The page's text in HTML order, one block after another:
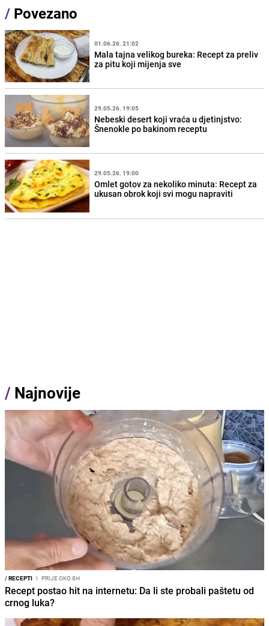
/ Povezano
01.06.26. 21:02
Mala tajna velikog bureka: Recept za preliv
za pitu koji mijenja sve
29.05.26. 19:05
Nebeski desert koji vraća u djetinjstvo:
Šnenokle po bakinom receptu
29.05.26. 19:00
Omlet gotov za nekoliko minuta: Recept za
ukusan obrok koji svi mogu napraviti
/ Najnovije
/RECEPTI I PRIJE OKO 8H
Recept postao hit na internetu: Da li ste probali paštetu od
crnog luka?